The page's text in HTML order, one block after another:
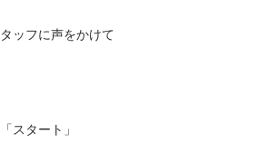
ッフに声をかけて
スタート」